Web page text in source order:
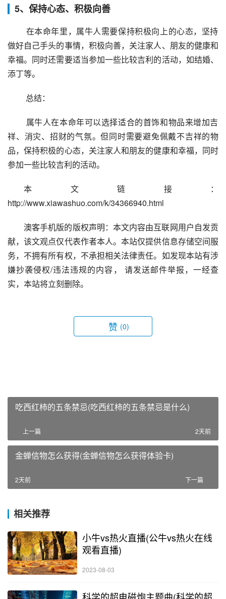
5、保持心态、积极向善
做好自己手头的事情，积极向善，关注家人、朋友的健康和
幸福。同时还需要适当参加一些比较吉利的活动，如结婚、
添丁等。
总结：
祥、消灾、招财的气氛。但同时需要避免佩戴不吉祥的物
品，保持积极的心态，关注家人和朋友的健康和幸福，同时
参加一些比较吉利的活动。
本文链接：
http://www.xiawashuo.com/k/34366940.html
澳客手机版的版权声明：本文内容由互联网用户自发贡
献，该文观点仅代表作者本人。本站仅提供信息存储空间服
务，不拥有所有权，不承担相关法律责任。如发现本站有涉
嫌抄袭侵权/违法违规的内容， 请发送邮件举报，一经查
实，本站将立刻删除。
赞 (0)
吃西红柿的五条禁忌(吃西红柿的五条禁忌是什么)
上一篇 2天前
金蝉信物怎么获得(金蝉信物怎么获得体验卡)
下一篇
2天前
相关推荐
小牛vs热火直播(公牛vs热火在线
观看直播)
2023-08-03